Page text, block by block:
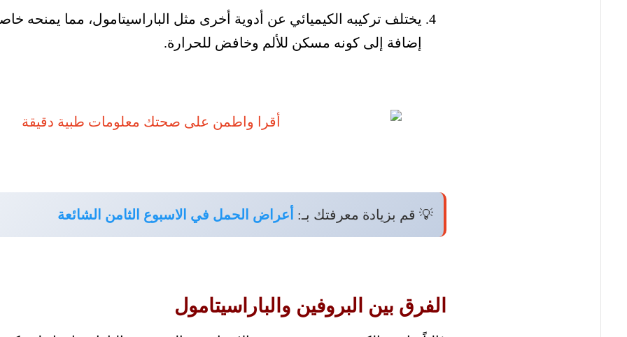
يختلف تركيبه الكيميائي عن أدوية أخرى مثل الباراسيتامول، مما يمنحه
إضافة إلى كونه مسكن للألم وخافض للحرارة.
💡 قم بزيادة معرفتك بـ: أعراض الحمل في الاسبوع الثامن الشائعة
الفرق بين البروفين والباراسيتامول